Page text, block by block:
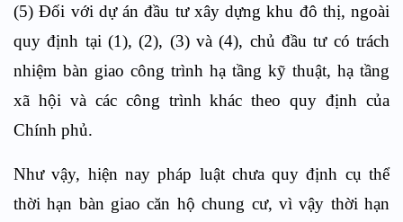
(5) Đối với dự án đầu tư xây dựng khu đô thị, ngoài
quy định tại (1), (2), (3) và (4), chủ đầu tư có trách
nhiệm bàn giao công trình hạ tầng kỹ thuật, hạ tầng
xã hội và các công trình khác theo quy định của
Chính phủ.
Như vậy, hiện nay pháp luật chưa quy định cụ thể
thời hạn bàn giao căn hộ chung cư, vì vậy thời hạn